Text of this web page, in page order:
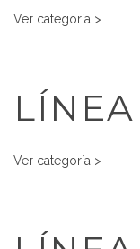
Ver categoría >
Ver categoría >